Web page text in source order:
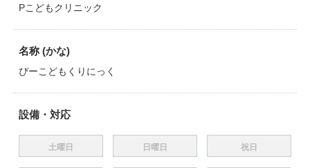
Pこどもクリニック
名称 (かな)
ぴーこどもくりにっく
設備・対応
土曜日 日曜日 祝日